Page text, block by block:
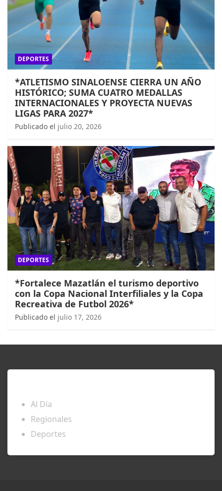
DEPORTES
*ATLETISMO SINALOENSE CIERRA UN AÑO
HISTÓRICO; SUMA CUATRO MEDALLAS
INTERNACIONALES Y PROYECTA NUEVAS
LIGAS PARA 2027*
Publicado el julio 20, 2026
DEPORTES
*Fortalece Mazatlán el turismo deportivo
con la Copa Nacional Interfiliales y la Copa
Recreativa de Futbol 2026*
Publicado el julio 17, 2026
Al Día
Regionales
Deportes